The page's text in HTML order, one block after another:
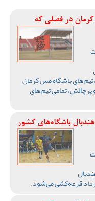
در فصلی که
1405 برای تمامی تیم های باشگاه مس کرمان
پرچالش، تمامی تیم های
باشگاه‌های کشور
ساعت